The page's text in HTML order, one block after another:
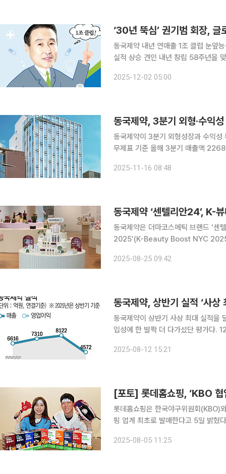
‘30년 뚝심’ 권기범 회장,
동국제약 내년 연매출 1조 클럽 눈앞
실적 상승 견인 내년 창립 58주년을 맞이하는 동국제약이 연간 매출 1조 원 달성을 한 걸음 남겨두
2025-12-02 05:00
동국제약, 3분기 외형·수익
동국제약이 3분기 외형성장과 수익성 두 마리 토끼를
무제표 기준 올해 3분기 매출액
2025-11-16 08:48
동국제약 ‘센텔리안24’, K-
동국제약은 더마코스메틱 브랜드 ’센
2025’(K-Beauty Boost NYC 2025)에 참가했다고
뷰티 메트로’를 콘셉트로 K뷰티의 경
2025-08-25 09:42
동국제약, 상반기 실적 ‘사상
동국제약이 상반기 사상 최대 실적을
입성에 한 발짝 더 다가섰단 평가다. 12일 금융감독원 전자공시시스템에 따르면 동국제약은 올해 2
난 규모다. 이에 따라 상반기 실적은
2025-08-12 15:21
[포토] 롯데홈쇼핑, ‘KBO 협
롯데홈쇼핑은 한국야구위원회(KBO)
핑 업계 최초로 발매한다고 5일 밝혔다. 7일 론칭 방송에서는 프로야구 10개 구단의 로고와
패치는 팔, 목, 이마 등에 붙여 피부의
2025-08-05 11:25